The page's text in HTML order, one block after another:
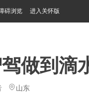
碍浏览 进入关怀版
做到滴
山东